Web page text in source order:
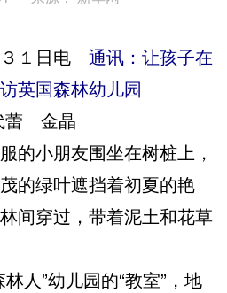
１日电 通讯：让孩子在
英国森林幼儿园
蕾 金晶
小朋友围坐在树桩上，
的绿叶遮挡着初夏的艳
间穿过，带着泥土和花草
人”幼儿园的“教室”，地